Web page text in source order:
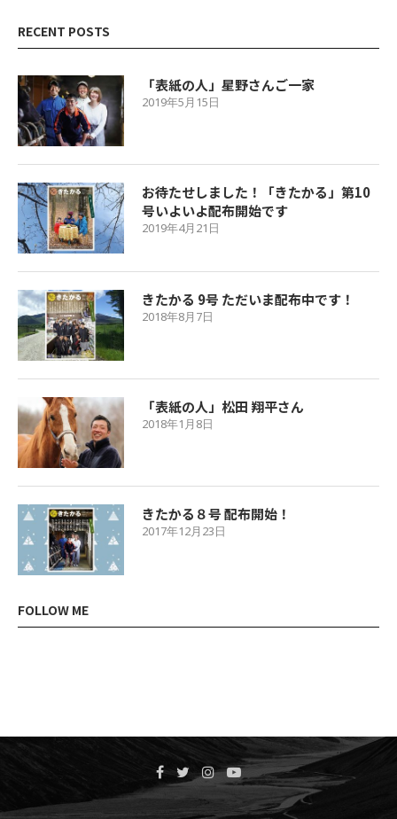
RECENT POSTS
「表紙の人」星野さんご一家
2019年5月15日
お待たせしました！「きたかる」第10
号いよいよ配布開始です
2019年4月21日
きたかる 9号 ただいま配布中です！
2018年8月7日
「表紙の人」松田 翔平さん
2018年1月8日
きたかる８号 配布開始！
2017年12月23日
FOLLOW ME